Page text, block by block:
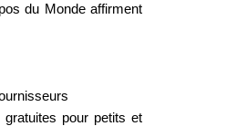
du Monde affirment
pour petits et